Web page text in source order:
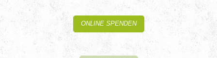
ONLINE SPENDEN